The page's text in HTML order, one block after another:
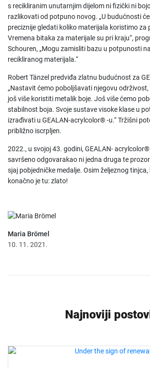
s recikliranim unutarnjim dijelom ni fizički ni
razlikovati od potpuno novog. „U budućnosti
preciznije gledati koliko materijala koristimo za
Vremena bitaka za materijale su pri kraju“,
Schouren, „Mogu zamisliti bazu u potpunosti
recikliranog materijala.“
Robert Tänzel predviđa zlatnu budućnost za
„Nastavit ćemo poboljšavati njegovu
još više koristiti metalik boje. Još više ćemo
stabilnost boja. Svoje sustave visoke klase u
izrađivati u GEALAN-acrylcolor® -u.“ Tržišni
približno iscrpljen.
2022., u svojoj 43. godini, GEALAN-
savršeno odgovarakao ni jedna druga te
sjaj pobjedničke medalje. Osim željeznog tinjca,
konačno je tu: zlato!
Maria Brömel
10. 11. 2021.
Najnoviji